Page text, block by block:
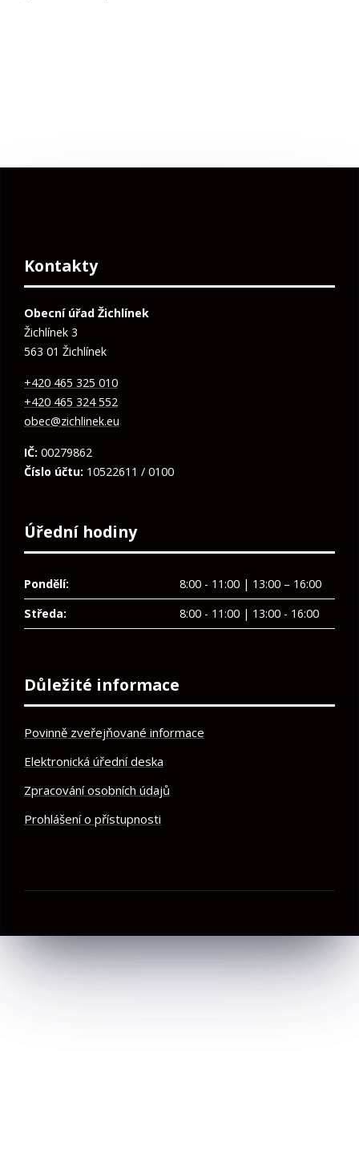
Kontakty
Obecní úřad Žichlínek
Žichlínek 3
563 01 Žichlínek
+420 465 325 010
+420 465 324 552
obec@zichlinek.eu
IČ: 00279862
Číslo účtu: 10522611 / 0100
Úřední hodiny
Pondělí:
8:00 - 11:00 | 13:00 – 16:00
Středa:
8:00 - 11:00 | 13:00 - 16:00
Důležité informace
Povinně zveřejňované informace
Elektronická úřední deska
Zpracování osobních údajů
Prohlášení o přístupnosti